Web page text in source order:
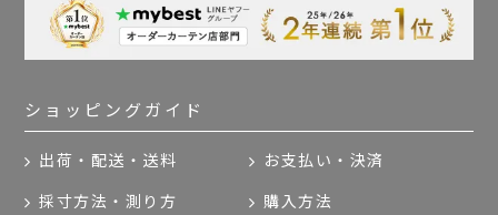
ショッピングガイド
出荷・配送・送料 お支払い・決済
採寸方法・測り方 購入方法